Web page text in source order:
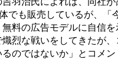
でも販売しているが、
料の広告モデルに自信
烈な戦いをしてきたが
のではないか」とコメン